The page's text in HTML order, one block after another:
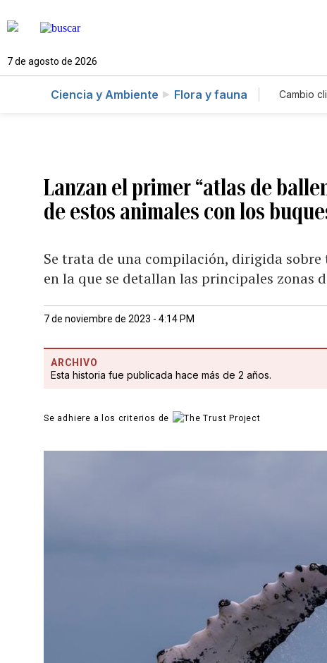
7 de agosto de 2026
Ciencia y Ambiente Flora y fauna Cambio
Lanzan el primer “atlas de
de estos animales con los
Se trata de una compilación, dirigida sobre
en la que se detallan las principales zonas
7 de noviembre de 2023 - 4:14 PM
ARCHIVO
Esta historia fue publicada hace más de 2 años.
Se adhiere a los criterios de